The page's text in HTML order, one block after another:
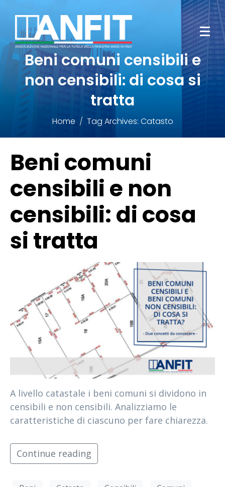
Beni comuni censibili e
non censibili: di cosa si
tratta
Home Tag Archives: Catasto
Beni comuni
censibili e non
censibili: di cosa
si tratta
A livello catastale i beni comuni si dividono in
censibili e non censibili. Analizziamo le
caratteristiche di ciascuno per fare chiarezza.
Continue reading